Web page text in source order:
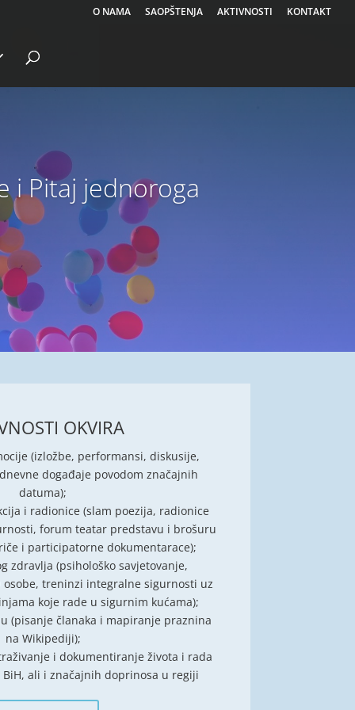
O NAMA SAOPŠTENJA AKTIVNOSTI KONTAKT
i Pitaj jednoroga
OKVIRA
(izložbe, performansi, diskusije,
događaje povodom značajnih
datuma);
i radionice (slam poezija, radionice
forum teatar predstavu i brošuru
i participatorne dokumentarace);
zdravlja (psihološko savjetovanje,
osobe, treninzi integralne sigurnosti uz
koje rade u sigurnim kućama);
(pisanje članaka i mapiranje praznina
na Wikipediji);
i dokumentiranje života i rada
BiH, ali i značajnih doprinosa u regiji